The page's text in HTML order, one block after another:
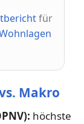
für
Makro
höchste